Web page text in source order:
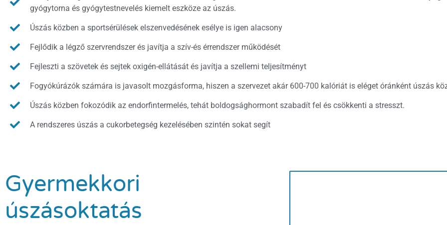
gyógytorna és gyógytestnevelés kiemelt eszköze az úszás.
Úszás közben a sportsérülések elszenvedésének esélye is igen alacsony
Fejlődik a légző szervrendszer és javítja a szív-és érrendszer működését
Fejleszti a szövetek és sejtek oxigén-ellátását és javítja a szellemi teljesítményt
Fogyókúrázók számára is javasolt mozgásforma, hiszen a szervezet akár 600-700 kalóriát is eléget óránként úszás
Úszás közben fokozódik az endorfintermelés, tehát boldogsághormont szabadít fel és csökkenti a stresszt.
A rendszeres úszás a cukorbetegség kezelésében szintén sokat segít
Gyermekkori
úszásoktatás